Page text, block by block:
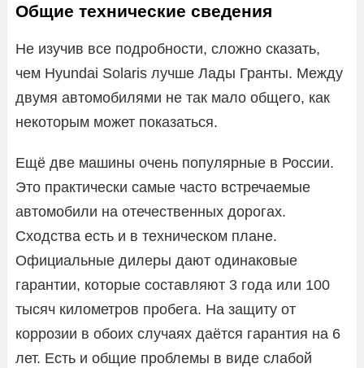
Общие технические сведения
Не изучив все подробности, сложно сказать,
чем Hyundai Solaris лучше Лады Гранты. Между
двумя автомобилями не так мало общего, как
некоторым может показаться.
Ещё две машины очень популярные в России.
Это практически самые часто встречаемые
автомобили на отечественных дорогах.
Сходства есть и в техническом плане.
Официальные дилеры дают одинаковые
гарантии, которые составляют 3 года или 100
тысяч километров пробега. На защиту от
коррозии в обоих случаях даётся гарантия на 6
лет. Есть и общие проблемы в виде слабой